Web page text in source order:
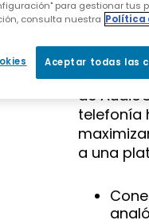
Las
de
telefonía
a una
para gestionar tus
consulta nuestra Política
Aceptar todas las